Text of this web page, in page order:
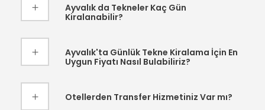
Ayvalık da Tekneler Kaç Gün
Kiralanabilir?
Ayvalık'ta Günlük Tekne Kiralama İçin En
Uygun Fiyatı Nasıl Bulabiliriz?
Otellerden Transfer Hizmetiniz Var mı?